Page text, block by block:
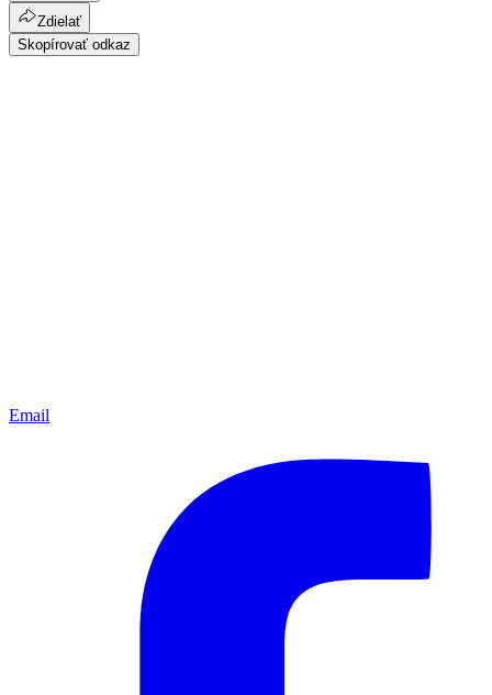
Zdielať
Skopírovať odkaz
Email